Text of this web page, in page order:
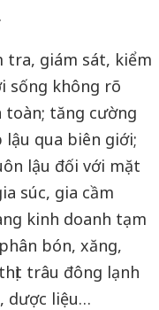
tra, giám sát, kiểm
sống không rõ
toàn; tăng cường
qua biên giới;
lậu đối với mặt
súc, gia cầm
kinh doanh tạm
bón, xăng,
trâu đông lạnh
dược liệu…